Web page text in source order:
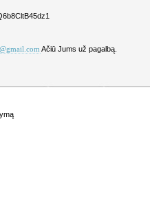
Ačiū Jums už pagalbą.